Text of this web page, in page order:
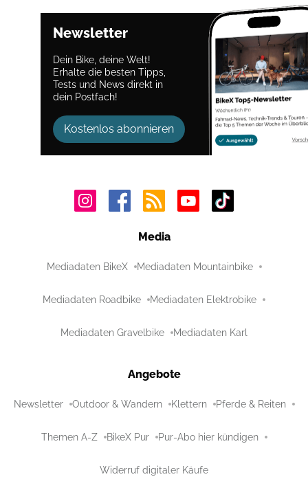
Newsletter
Dein Bike, deine Welt!
Erhalte die besten Tipps,
Tests und News direkt in
dein Postfach!
Kostenlos abonnieren
Media
Mediadaten BikeX Mediadaten Mountainbike
Mediadaten Roadbike Mediadaten Elektrobike
Mediadaten Gravelbike Mediadaten Karl
Angebote
Newsletter Outdoor & Wandern Klettern Pferde & Reiten
Themen A-Z BikeX Pur Pur-Abo hier kündigen
Widerruf digitaler Käufe